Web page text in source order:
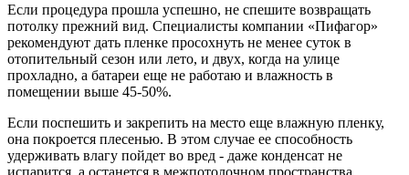
Если процедура прошла успешно, не спешите возвращать
потолку прежний вид. Специалисты компании «Пифагор»
рекомендуют дать пленке просохнуть не менее суток в
отопительный сезон или лето, и двух, когда на улице
прохладно, а батареи еще не работаю и влажность в
помещении выше 45-50%.
Если поспешить и закрепить на место еще влажную пленку,
она покроется плесенью. В этом случае ее способность
удерживать влагу пойдет во вред - даже конденсат не
испарится, а останется в межпотолочном пространства.